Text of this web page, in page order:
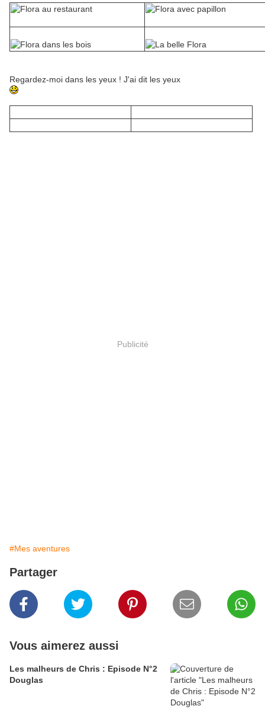
Regardez-moi dans les yeux ! J'ai dit les yeux
Publicité
#Mes aventures
Partager
Vous aimerez aussi
Les malheurs de Chris : Episode N°2
Douglas